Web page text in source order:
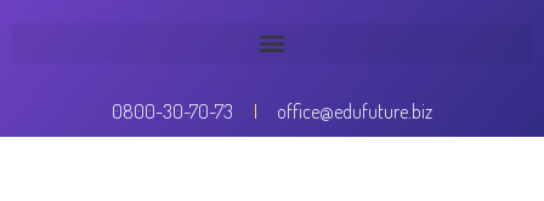
0800-30-70-73 office@edufuture.biz